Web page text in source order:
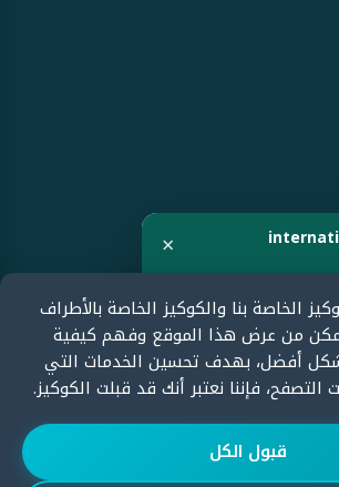
×
وسنرد بسرعة.
الخاصة بنا والكوكيز الخاصة بالأطراف
من عرض هذا الموقع وفهم كيفية
أفضل، بهدف تحسين الخدمات التي
فإننا نعتبر أنك قد قبلت الكوكيز.
قبول الكل